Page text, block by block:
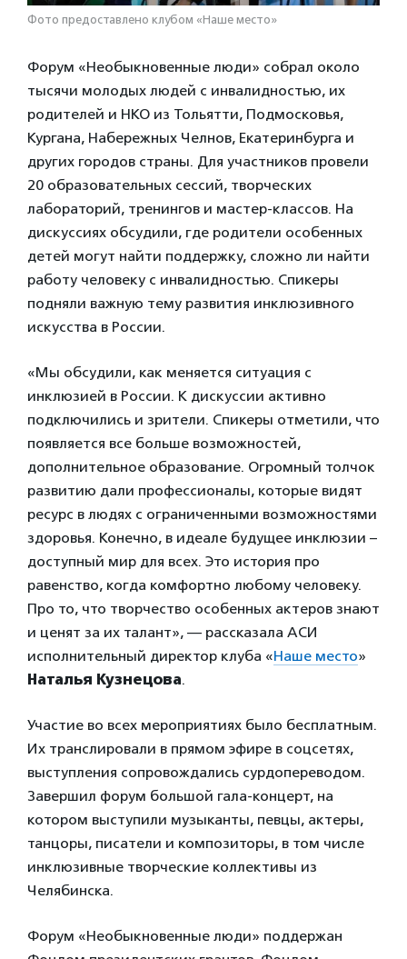
Фото предоставлено клубом «Наше место»
Форум «Необыкновенные люди» собрал около
тысячи молодых людей с инвалидностью, их
родителей и НКО из Тольятти, Подмосковья,
Кургана, Набережных Челнов, Екатеринбурга и
других городов страны. Для участников провели
20 образовательных сессий, творческих
лабораторий, тренингов и мастер-классов. На
дискуссиях обсудили, где родители особенных
детей могут найти поддержку, сложно ли найти
работу человеку с инвалидностью. Спикеры
подняли важную тему развития инклюзивного
искусства в России.
«Мы обсудили, как меняется ситуация с
инклюзией в России. К дискуссии активно
подключились и зрители. Спикеры отметили, что
появляется все больше возможностей,
дополнительное образование. Огромный толчок
развитию дали профессионалы, которые видят
ресурс в людях с ограниченными возможностями
здоровья. Конечно, в идеале будущее инклюзии –
доступный мир для всех. Это история про
равенство, когда комфортно любому человеку.
Про то, что творчество особенных актеров знают
и ценят за их талант», — рассказала АСИ
исполнительный директор клуба «Наше место»
Наталья Кузнецова.
Участие во всех мероприятиях было бесплатным.
Их транслировали в прямом эфире в соцсетях,
выступления сопровождались сурдопереводом.
Завершил форум большой гала-концерт, на
котором выступили музыканты, певцы, актеры,
танцоры, писатели и композиторы, в том числе
инклюзивные творческие коллективы из
Челябинска.
Форум «Необыкновенные люди» поддержан